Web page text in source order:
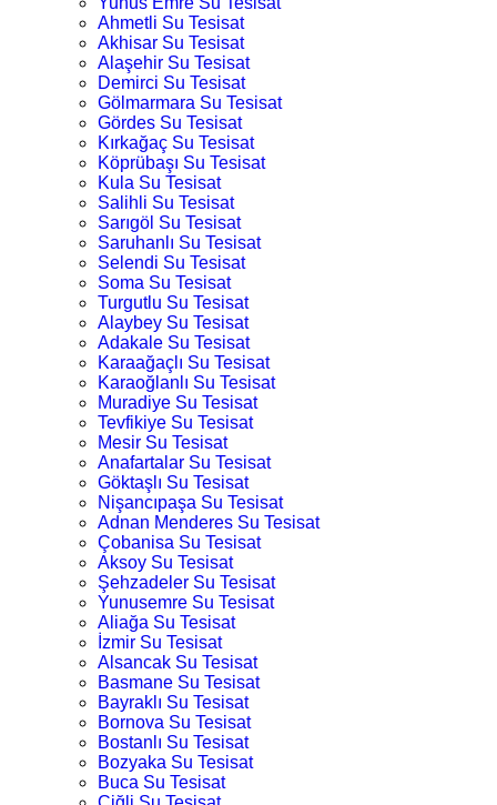
Ahmetli Su Tesisat
Akhisar Su Tesisat
Alaşehir Su Tesisat
Demirci Su Tesisat
Gölmarmara Su Tesisat
Gördes Su Tesisat
Kırkağaç Su Tesisat
Köprübaşı Su Tesisat
Kula Su Tesisat
Salihli Su Tesisat
Sarıgöl Su Tesisat
Saruhanlı Su Tesisat
Selendi Su Tesisat
Soma Su Tesisat
Turgutlu Su Tesisat
Alaybey Su Tesisat
Adakale Su Tesisat
Karaağaçlı Su Tesisat
Karaoğlanlı Su Tesisat
Muradiye Su Tesisat
Tevfikiye Su Tesisat
Mesir Su Tesisat
Anafartalar Su Tesisat
Göktaşlı Su Tesisat
Nişancıpaşa Su Tesisat
Adnan Menderes Su Tesisat
Çobanisa Su Tesisat
Aksoy Su Tesisat
Şehzadeler Su Tesisat
Yunusemre Su Tesisat
Aliağa Su Tesisat
İzmir Su Tesisat
Alsancak Su Tesisat
Basmane Su Tesisat
Bayraklı Su Tesisat
Bornova Su Tesisat
Bostanlı Su Tesisat
Bozyaka Su Tesisat
Buca Su Tesisat